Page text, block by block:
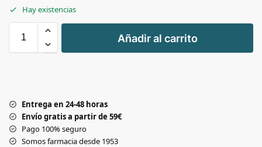
Hay existencias
+
-
Añadir al carrito
Entrega en 24-48 horas
Envío gratis a partir de 59€
Pago 100% seguro
Somos farmacia desde 1953